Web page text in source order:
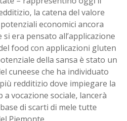
la catena del valore
economici ancora
era pensato all’applicazione
food con applicazioni gluten
della sansa è stato un
cuneese che ha individuato
redditizio dove impiegare la
vocazione sociale, lancerà
di scarti di mele tutte